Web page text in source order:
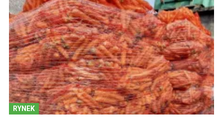
RYNEK